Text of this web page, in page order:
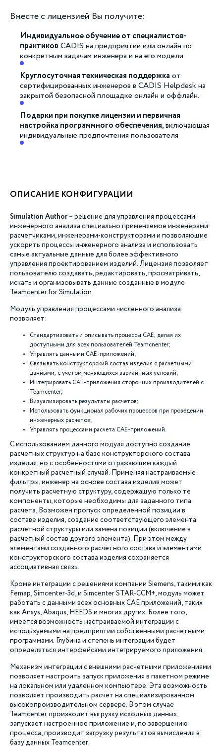
Вместе с лицензией Вы получите:
Индивидуальное обучение от специалистов-
практиков CADIS на предприятии или онлайн по
конкретным задачам инженера и на его модели.
Круглосуточная техническая поддержка от
сертифицированных инженеров в CADIS Helpdesk на
закрытой безопасной площадке онлайн и оффлайн.
Подарки при покупке лицензии и первичная
настройка программного обеспечения, включающая
индивидуальные предпочтения пользователя
ОПИСАНИЕ КОНФИГУРАЦИИ
Simulation Author – решение для управления процессами
инженерного анализа специально применяемое инженерами-
расчетчиками, инженерами-конструкторами и позволяющие
ускорить процессы инженерного анализа и использовать
самые актуальные данные для более эффективного
управления проектированием изделий. Лицензия позволяет
пользователю создавать, редактировать, просматривать,
искать и организовывать данные созданные в модуле
Teamcenter for Simulation.
Модуль управления процессами численного анализа
позволяет:
Стандартизовать и описывать процессы CAE, делая их
доступными для всех пользователей Teamcnenter;
Управлять данными CAE-приложений;
Связывать конструкторский состав изделия с расчетными
данными, с учетом меняющихся вариантных условий;
Интегрировать CAE-приложения сторонних производителей с
Teamcenter;
Визуализировать результаты расчетов;
Использовать функционал рабочих процессов при проведении
инженерных расчетов;
Управлять процессами расчета CAE-приложений.
С использованием данного модуля доступно создание
расчетных структур на базе конструкторского состава
изделия, но с особенностями отражающим каждый
конкретный расчетный случай. Применяя настраиваемые
фильтры, инженер на основе состава изделия может
получить расчетную структуру, содержащую только те
компоненты, которые необходимы для заданного типа
расчета. Возможен пропуск определенной позиции в
составе изделия, создание соответствующего элемента
расчетной структуры или замена позиции (включение в
расчетный состав другого элемента). При этом между
элементами созданного расчетного состава и элементами
конструкторского состава изделия сохраняется
ассоциативная связь.
Кроме интеграции с решениями компании Siemens, такими как
Femap, Simcenter-3d, и Simcenter STAR-CCM+, модуль может
работать с данными всех основных CAE приложений, таких
как Ansys, Abaqus, HEEDS и многих других. Более того,
имеется возможность настраиваемой интеграции с
используемыми на предприятии собственными расчетными
программами. Глубина и степень интеграции будет
определяться интерфейсами интегрируемого приложения.
Механизм интеграции с внешними расчетными приложениями
позволяет настроить запуск приложения в пакетном режиме
на локальном или удаленном компьютере. Эта возможность
позволяет производить расчет на специализированном
высокопроизводительном сервере. В этом случае
Teamcenter производит выгрузку исходных данных,
запускает настроенное приложение и, по завершению
процесса, производит загрузку результатов вычисления в
базу данных Teamcenter.